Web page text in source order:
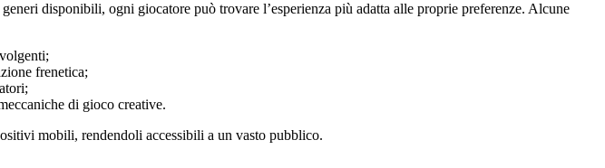
disponibili, ogni giocatore può trovare l’esperienza più adatta alle proprie preferenze. Alcune
frenetica;
di gioco creative.
mobili, rendendoli accessibili a un vasto pubblico.